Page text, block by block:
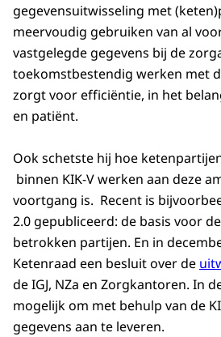
gegevensuitwisseling met
meervoudig gebruiken van al
vastgelegde gegevens bij de
toekomstbestendig werken met
zorgt voor efficiëntie, in het
en patiënt.
Ook schetste hij hoe
binnen KIK-V werken aan deze
voortgang is. Recent is
2.0 gepubliceerd: de basis voor
betrokken partijen. En in
Ketenraad een besluit over de
de IGJ, NZa en Zorgkantoren. In
mogelijk om met behulp van de
gegevens aan te leveren.